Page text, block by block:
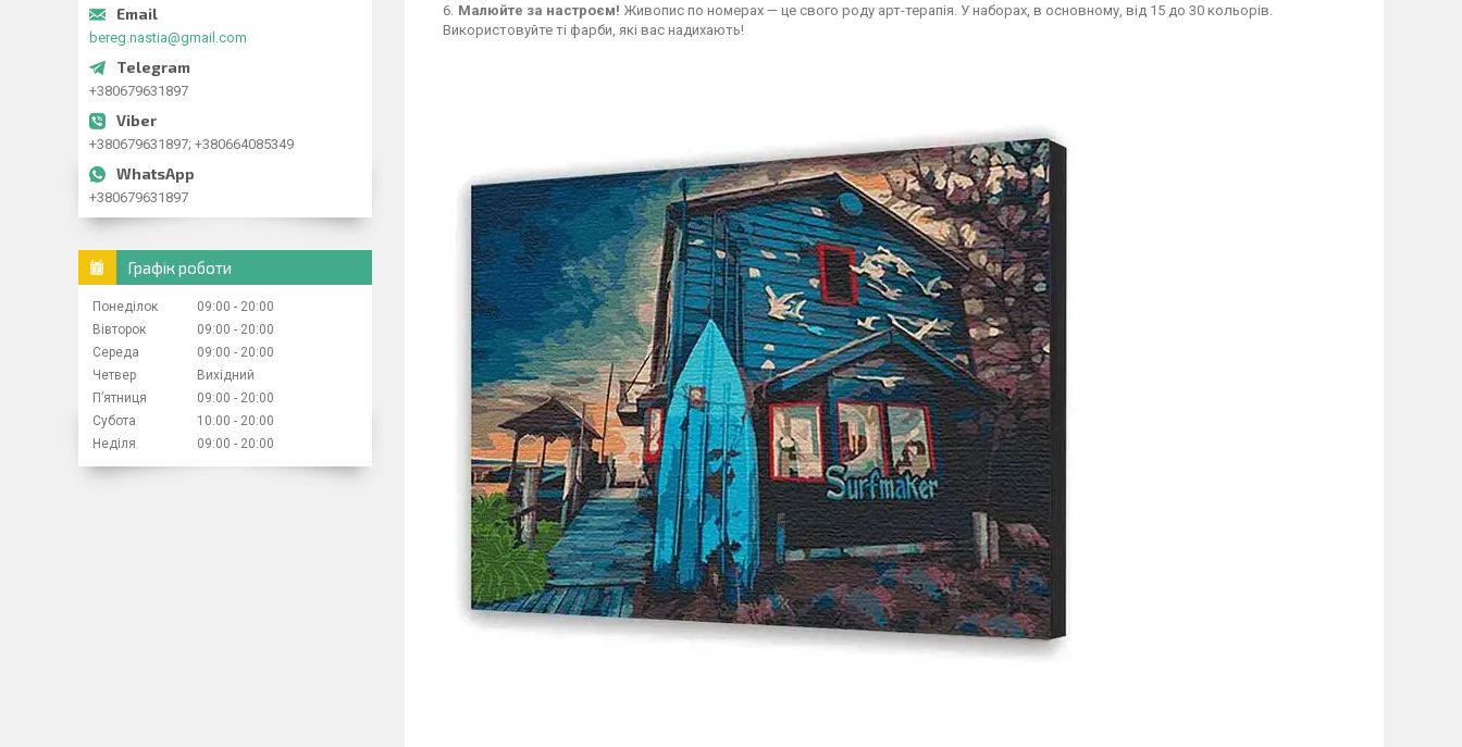
Малюйте за настроєм! Живопис по номерах — це свого роду арт-терапія. У наборах, в основному, від 15 до 30 кольорів.
Використовуйте ті фарби, які вас надихають!
bereg.nastia@gmail.com
+380679631897
+380679631897; +380664085349
+380679631897
Графік роботи
Понеділок 09:00
20:00
Вівторок
09:00
20:00
Середа
09:00
20:00
Четвер
Вихідний
Пʼятниця
09:00
20:00
Субота
10:00
20:00
Неділя
09:00 20:00